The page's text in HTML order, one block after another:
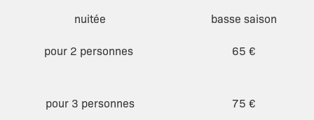
nuitée basse saison
pour 2 personnes 65 €
pour 3 personnes 75 €